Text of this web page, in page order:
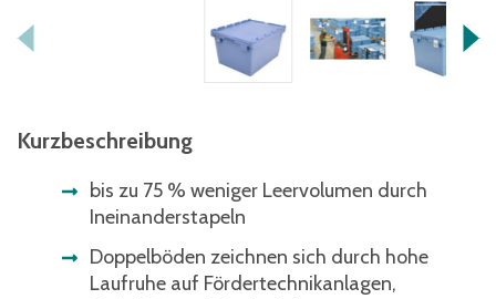
Kurzbeschreibung
bis zu 75 % weniger Leervolumen durch
Ineinanderstapeln
Doppelböden zeichnen sich durch hohe
Laufruhe auf Fördertechnikanlagen,